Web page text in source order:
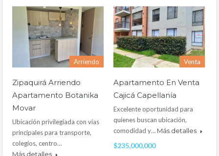
Arriendo
Zipaquirá Arriendo
Apartamento Botanika
Movar
Ubicación privilegiada con vías
principales para transporte,
colegios, centro…
Más detalles
Venta
Apartamento En Venta
Cajicá Capellanía
Excelente oportunidad para
quienes buscan ubicación,
comodidad y… Más detalles
$235,000,000